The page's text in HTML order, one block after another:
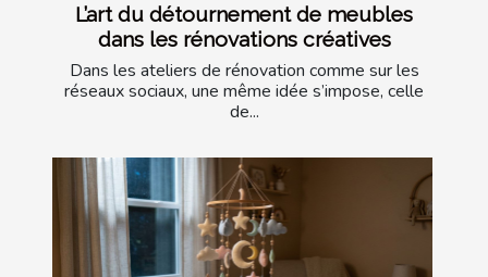
L’art du détournement de meubles
dans les rénovations créatives
Dans les ateliers de rénovation comme sur les
réseaux sociaux, une même idée s’impose, celle
de...